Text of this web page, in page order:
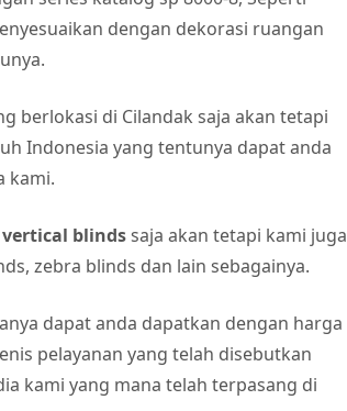
dengan dekorasi ruangan
berlokasi di Cilandak saja akan tetapi
Indonesia yang tentunya dapat anda
kami.
blindssaja akan tetapi kami juga
zebra blinds dan lain sebagainya.
dapat anda dapatkan dengan harga
pelayanan yang telah disebutkan
kami yang mana telah terpasang di